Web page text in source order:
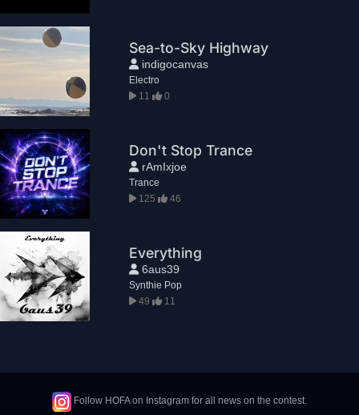
Sea-to-Sky Highway
indigocanvas
Electro
11
0
Don't Stop Trance
rAmIxjoe
Trance
125
46
Everything
6aus39
Synthie Pop
49
11
Follow HOFA on Instagram for all news on the contest.